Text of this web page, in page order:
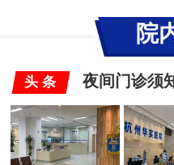
院
头 条 夜间门诊须